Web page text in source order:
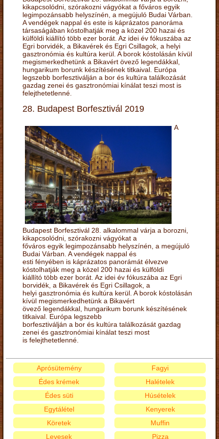
kikapcsolódni, szórakozni vágyókat a főváros egyik
legimpozánsabb helyszínén, a megújuló Budai Várban.
A vendégek nappal és este is káprázatos panoráma
társaságában kóstolhatják meg a közel 200 hazai és
külföldi kiállító több ezer borát. Az idei év fókuszába az
Egri borvidék, a Bikavérek és Egri Csillagok, a helyi
gasztronómia és kultúra kerül. A borok kóstolásán kívül
megismerkedhetünk a Bikavért övező legendákkal,
hungarikum borunk készítésének titkaival. Európa
legszebb borfesztiválján a bor és kultúra találkozását
gazdag zenei és gasztronómiai kínálat teszi most is
felejthetetlenné.
28. Budapest Borfesztivál 2019
A
Budapest Borfesztivál 28. alkalommal várja a borozni,
kikapcsolódni, szórakozni vágyókat a
főváros egyik legimpozánsabb helyszínén, a megújuló
Budai Várban. A vendégek nappal és
esti fényében is káprázatos panorámát élvezve
kóstolhatják meg a közel 200 hazai és külföldi
kiállító több ezer borát. Az idei év fókuszába az Egri
borvidék, a Bikavérek és Egri Csillagok, a
helyi gasztronómia és kultúra kerül. A borok kóstolásán
kívül megismerkedhetünk a Bikavért
övező legendákkal, hungarikum borunk készítésének
titkaival. Európa legszebb
borfesztiválján a bor és kultúra találkozását gazdag
zenei és gasztronómiai kínálat teszi most
is felejthetetlenné.
Aprósütemény
Édes krémek
Édes süti
Egytálétel
Fagyi
Halételek
Húsételek
Kenyerek
Köretek
Levesek
Muffin
Pizza